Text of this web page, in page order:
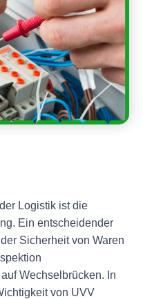
Logistik ist die
Ein entscheidender
Sicherheit von Waren
Wechselbrücken. In
von UVV